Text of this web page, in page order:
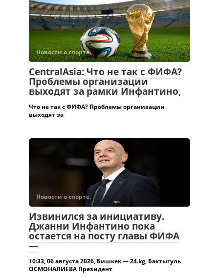
Новости о спорте.
CentralAsia: Что не так с ФИФА?
Проблемы организации
выходят за рамки Инфантино,
Что не так с ФИФА? Проблемы организации
выходят за
Новости о спорте.
Извинился за инициативу.
Джанни Инфантино пока
остается на посту главы ФИФА
—
10:33, 06 августа 2026, Бишкек — 24.kg, Бактыгуль
ОСМОНАЛИЕВА Президент